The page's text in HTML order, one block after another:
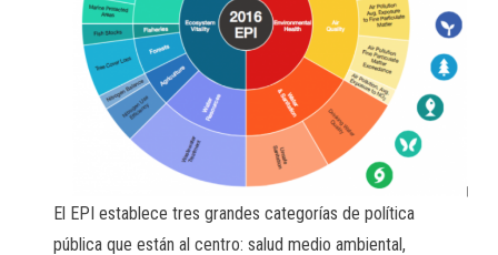
El EPI establece tres grandes categorías de política
pública que están al centro: salud medio ambiental,